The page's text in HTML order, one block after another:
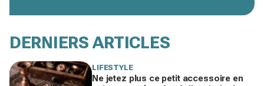
DERNIERS ARTICLES
LIFESTYLE
Ne jetez plus ce petit accessoire en